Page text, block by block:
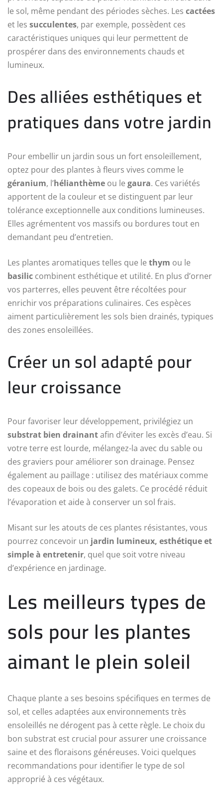
le sol, même pendant des périodes sèches. Les cactées
et les succulentes, par exemple, possèdent ces
caractéristiques uniques qui leur permettent de
prospérer dans des environnements chauds et
lumineux.
Des alliées esthétiques et
pratiques dans votre jardin
Pour embellir un jardin sous un fort ensoleillement,
optez pour des plantes à fleurs vives comme le
géranium, l’hélianthème ou le gaura. Ces variétés
apportent de la couleur et se distinguent par leur
tolérance exceptionnelle aux conditions lumineuses.
Elles agrémentent vos massifs ou bordures tout en
demandant peu d’entretien.
Les plantes aromatiques telles que le thym ou le
basilic combinent esthétique et utilité. En plus d’orner
vos parterres, elles peuvent être récoltées pour
enrichir vos préparations culinaires. Ces espèces
aiment particulièrement les sols bien drainés, typiques
des zones ensoleillées.
Créer un sol adapté pour
leur croissance
Pour favoriser leur développement, privilégiez un
substrat bien drainantafin d’éviter les excès d’eau. Si
votre terre est lourde, mélangez-la avec du sable ou
des graviers pour améliorer son drainage. Pensez
également au paillage : utilisez des matériaux comme
des copeaux de bois ou des galets. Ce procédé réduit
l’évaporation et aide à conserver un sol frais.
Misant sur les atouts de ces plantes résistantes, vous
pourrez concevoir un jardin lumineux, esthétique et
simple à entretenir, quel que soit votre niveau
d’expérience en jardinage.
Les meilleurs types de
sols pour les plantes
aimant le plein soleil
Chaque plante a ses besoins spécifiques en termes de
sol, et celles adaptées aux environnements très
ensoleillés ne dérogent pas à cette règle. Le choix du
bon substrat est crucial pour assurer une croissance
saine et des floraisons généreuses. Voici quelques
recommandations pour identifier le type de sol
approprié à ces végétaux.